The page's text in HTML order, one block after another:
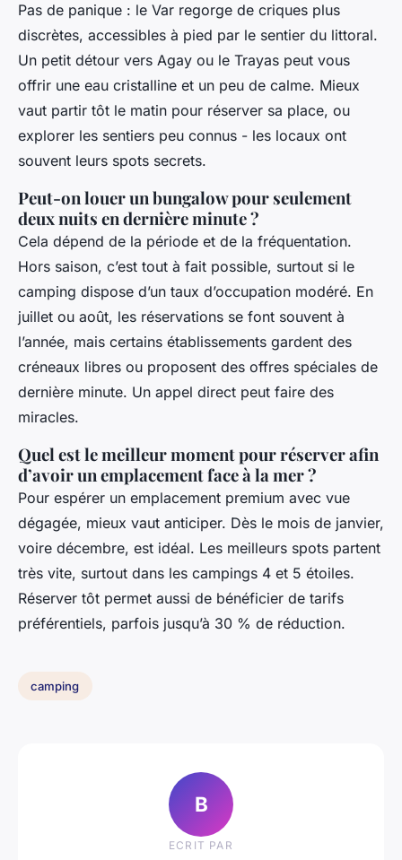
Pas de panique : le Var regorge de criques plus
discrètes, accessibles à pied par le sentier du littoral.
Un petit détour vers Agay ou le Trayas peut vous
offrir une eau cristalline et un peu de calme. Mieux
vaut partir tôt le matin pour réserver sa place, ou
explorer les sentiers peu connus - les locaux ont
souvent leurs spots secrets.
Peut-on louer un bungalow pour seulement
deux nuits en dernière minute ?
Cela dépend de la période et de la fréquentation.
Hors saison, c’est tout à fait possible, surtout si le
camping dispose d’un taux d’occupation modéré. En
juillet ou août, les réservations se font souvent à
l’année, mais certains établissements gardent des
créneaux libres ou proposent des offres spéciales de
dernière minute. Un appel direct peut faire des
miracles.
Quel est le meilleur moment pour réserver afin
d’avoir un emplacement face à la mer ?
Pour espérer un emplacement premium avec vue
dégagée, mieux vaut anticiper. Dès le mois de janvier,
voire décembre, est idéal. Les meilleurs spots partent
très vite, surtout dans les campings 4 et 5 étoiles.
Réserver tôt permet aussi de bénéficier de tarifs
préférentiels, parfois jusqu’à 30 % de réduction.
camping
B
ECRIT PAR